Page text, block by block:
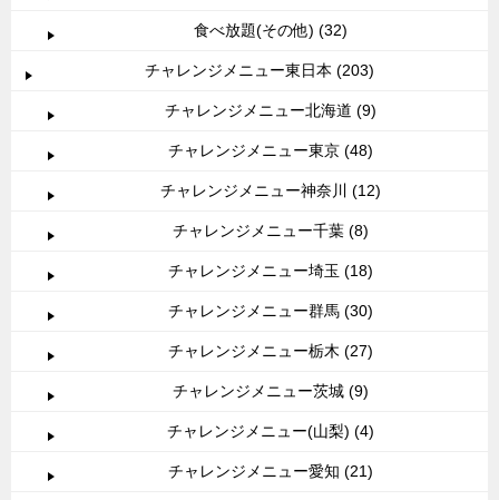
食べ放題(その他) (32)
チャレンジメニュー東日本 (203)
チャレンジメニュー北海道 (9)
チャレンジメニュー東京 (48)
チャレンジメニュー神奈川 (12)
チャレンジメニュー千葉 (8)
チャレンジメニュー埼玉 (18)
チャレンジメニュー群馬 (30)
チャレンジメニュー栃木 (27)
チャレンジメニュー茨城 (9)
チャレンジメニュー(山梨) (4)
チャレンジメニュー愛知 (21)